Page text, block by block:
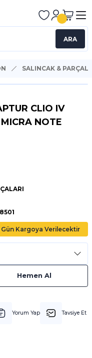
ARA
SALINCAK &
CLIO IV
NOTE
Gün Kargoya Verilecektir
Hemen Al
Yorum Yap Tavsiye Et